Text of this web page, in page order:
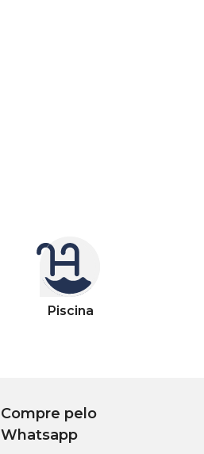
Piscina
Compre pelo
Whatsapp